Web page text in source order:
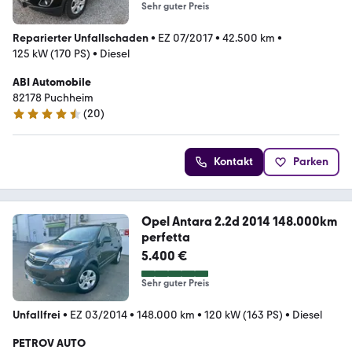
Sehr guter Preis
Reparierter Unfallschaden• EZ 07/2017• 42.500 km •
125 kW (170 PS) • Diesel
ABI Automobile
82178 Puchheim
4.3 Sterne
(20)
Kontakt Parken
Opel Antara 2.2d 2014 148.000km
perfetta
5.400 €
Sehr guter Preis
Unfallfrei • EZ 03/2014• 148.000 km • 120 kW (163 PS) • Diesel
PETROV AUTO